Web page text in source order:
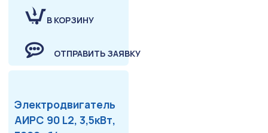
В КОРЗИНУ
ОТПРАВИТЬ ЗАЯВКУ
Электродвигатель
АИРС 90 L2, 3,5кВт,